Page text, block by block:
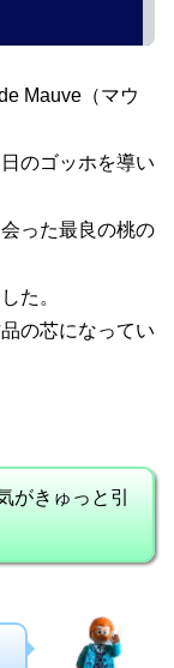
Mauve（マウ
のゴッホを導い
った最良の桃の
た。
の芯になってい
がきゅっと引